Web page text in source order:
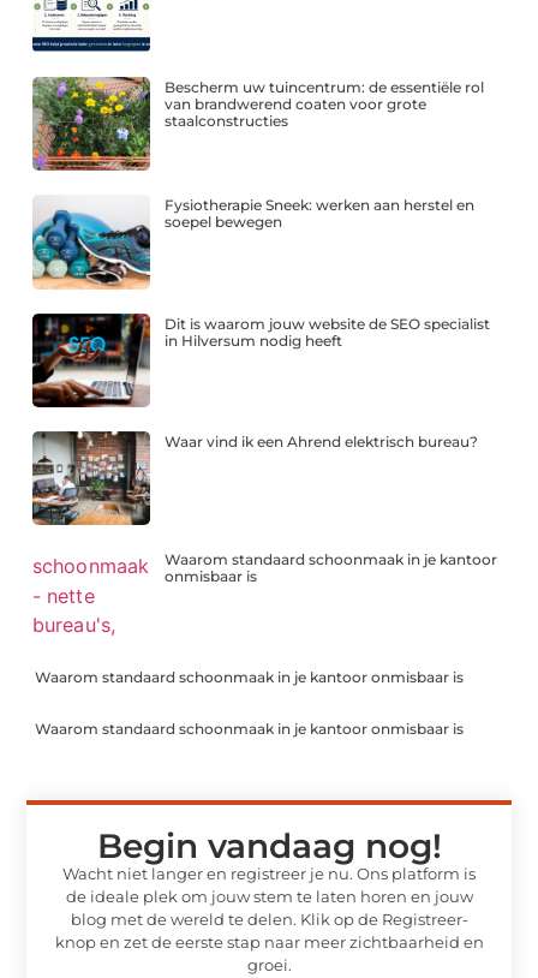
Bescherm uw tuincentrum: de essentiële rol
van brandwerend coaten voor grote
staalconstructies
Fysiotherapie Sneek: werken aan herstel en
soepel bewegen
Dit is waarom jouw website de SEO specialist
in Hilversum nodig heeft
Waar vind ik een Ahrend elektrisch bureau?
Waarom standaard schoonmaak in je kantoor
onmisbaar is
Waarom standaard schoonmaak in je kantoor onmisbaar is
Waarom standaard schoonmaak in je kantoor onmisbaar is
Begin vandaag nog!
Wacht niet langer en registreer je nu. Ons platform is
de ideale plek om jouw stem te laten horen en jouw
blog met de wereld te delen. Klik op de Registreer-
knop en zet de eerste stap naar meer zichtbaarheid en
groei.